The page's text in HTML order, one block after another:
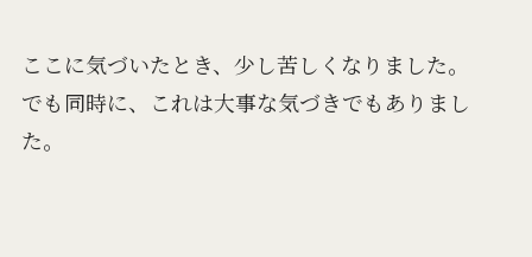
ここに気づいたとき、少し苦しくなりました。
でも同時に、これは大事な気づきでもありまし
た。